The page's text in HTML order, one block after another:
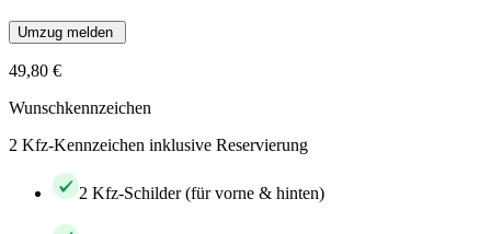
Umzug melden
49,80 €
Wunschkennzeichen
2 Kfz-Kennzeichen inklusive Reservierung
2 Kfz-Schilder (für vorne & hinten)